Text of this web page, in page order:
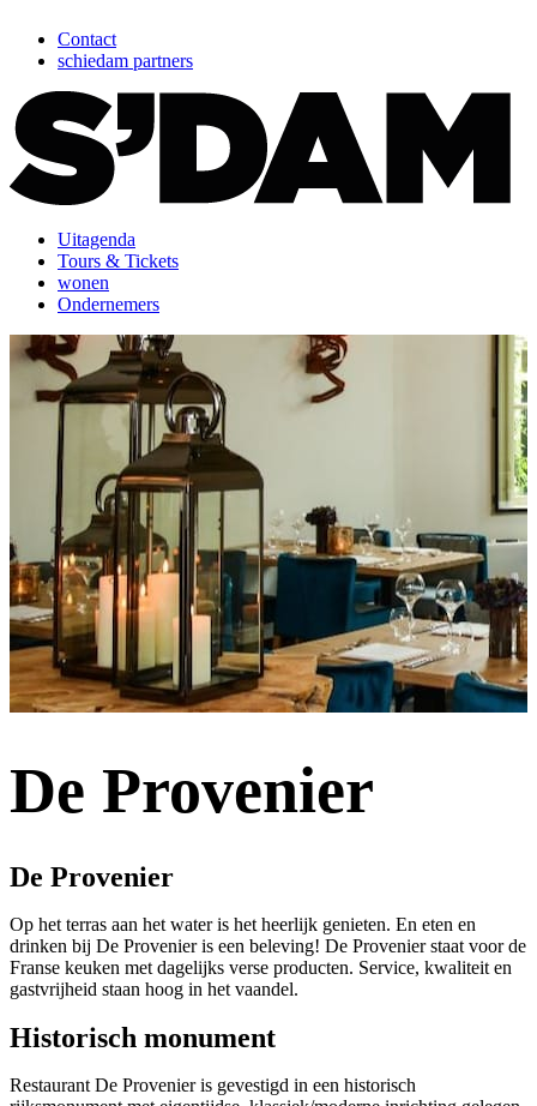
Contact
schiedam partners
Uitagenda
Tours & Tickets
wonen
Ondernemers
De Provenier
De Provenier
Op het terras aan het water is het heerlijk genieten. En eten en
drinken bij De Provenier is een beleving! De Provenier staat voor de
Franse keuken met dagelijks verse producten. Service, kwaliteit en
gastvrijheid staan hoog in het vaandel.
Historisch monument
Restaurant De Provenier is gevestigd in een historisch